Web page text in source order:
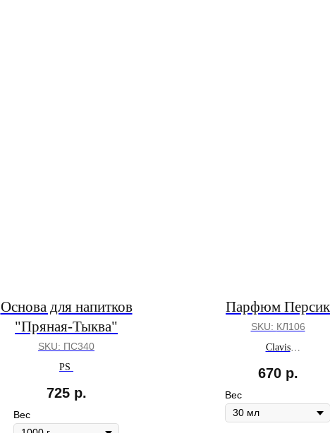
Основа для напитков
"Пряная-Тыква"
SKU: ПС340
PS
725 р.
Вес
Парфюм Персик
SKU: КЛ106
Clavis
670 р.
Вес